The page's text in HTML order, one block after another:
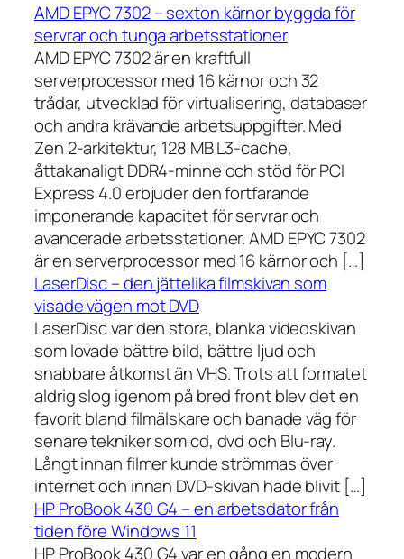
AMD EPYC 7302 – sexton kärnor byggda för
servrar och tunga arbetsstationer
AMD EPYC 7302 är en kraftfull
serverprocessor med 16 kärnor och 32
trådar, utvecklad för virtualisering, databaser
och andra krävande arbetsuppgifter. Med
Zen 2-arkitektur, 128 MB L3-cache,
åttakanaligt DDR4-minne och stöd för PCI
Express 4.0 erbjuder den fortfarande
imponerande kapacitet för servrar och
avancerade arbetsstationer. AMD EPYC 7302
är en serverprocessor med 16 kärnor och […]
LaserDisc – den jättelika filmskivan som
visade vägen mot DVD
LaserDisc var den stora, blanka videoskivan
som lovade bättre bild, bättre ljud och
snabbare åtkomst än VHS. Trots att formatet
aldrig slog igenom på bred front blev det en
favorit bland filmälskare och banade väg för
senare tekniker som cd, dvd och Blu-ray.
Långt innan filmer kunde strömmas över
internet och innan DVD-skivan hade blivit […]
HP ProBook 430 G4 – en arbetsdator från
tiden före Windows 11
HP ProBook 430 G4 var en gång en modern